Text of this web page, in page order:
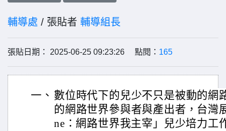
輔導處 / 張貼者 輔導組長
張貼日期： 2025-06-25 09:23:26 點閱： 165
一、 數位時代下的兒少不只是被動的網
的網路世界參與者與產出者，台灣
ne：網路世界我主宰」兒少培力工